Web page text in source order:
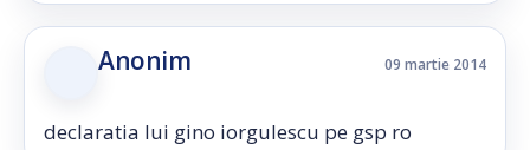
Anonim 09 martie 2014
declaratia lui gino iorgulescu pe gsp ro